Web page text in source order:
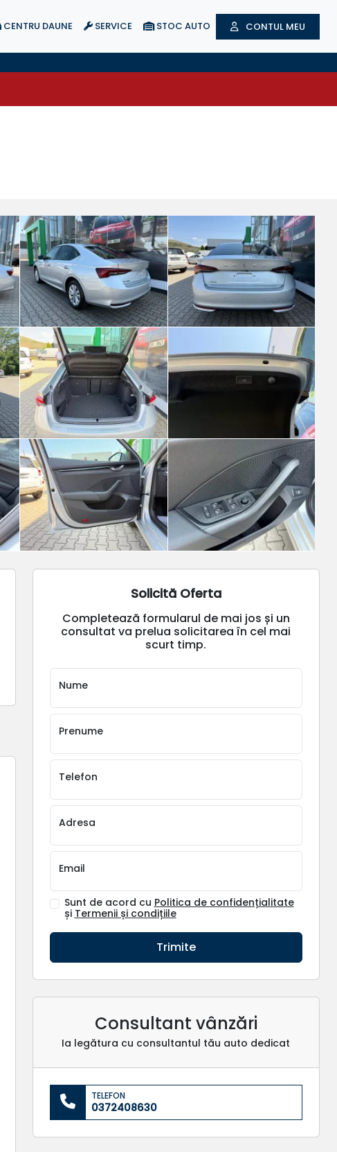
CENTRU DAUNE SERVICE STOC AUTO CONTUL MEU
Solicită Oferta
Completează formularul de mai jos și un
consultat va prelua solicitarea în cel mai
scurt timp.
Nume
Prenume
Telefon
Adresa
Email
Sunt de acord cu Politica de confidențialitate
și Termenii și condițiile
Trimite
Consultant vânzări
Ia legătura cu consultantul tău auto dedicat
TELEFON
0372408630